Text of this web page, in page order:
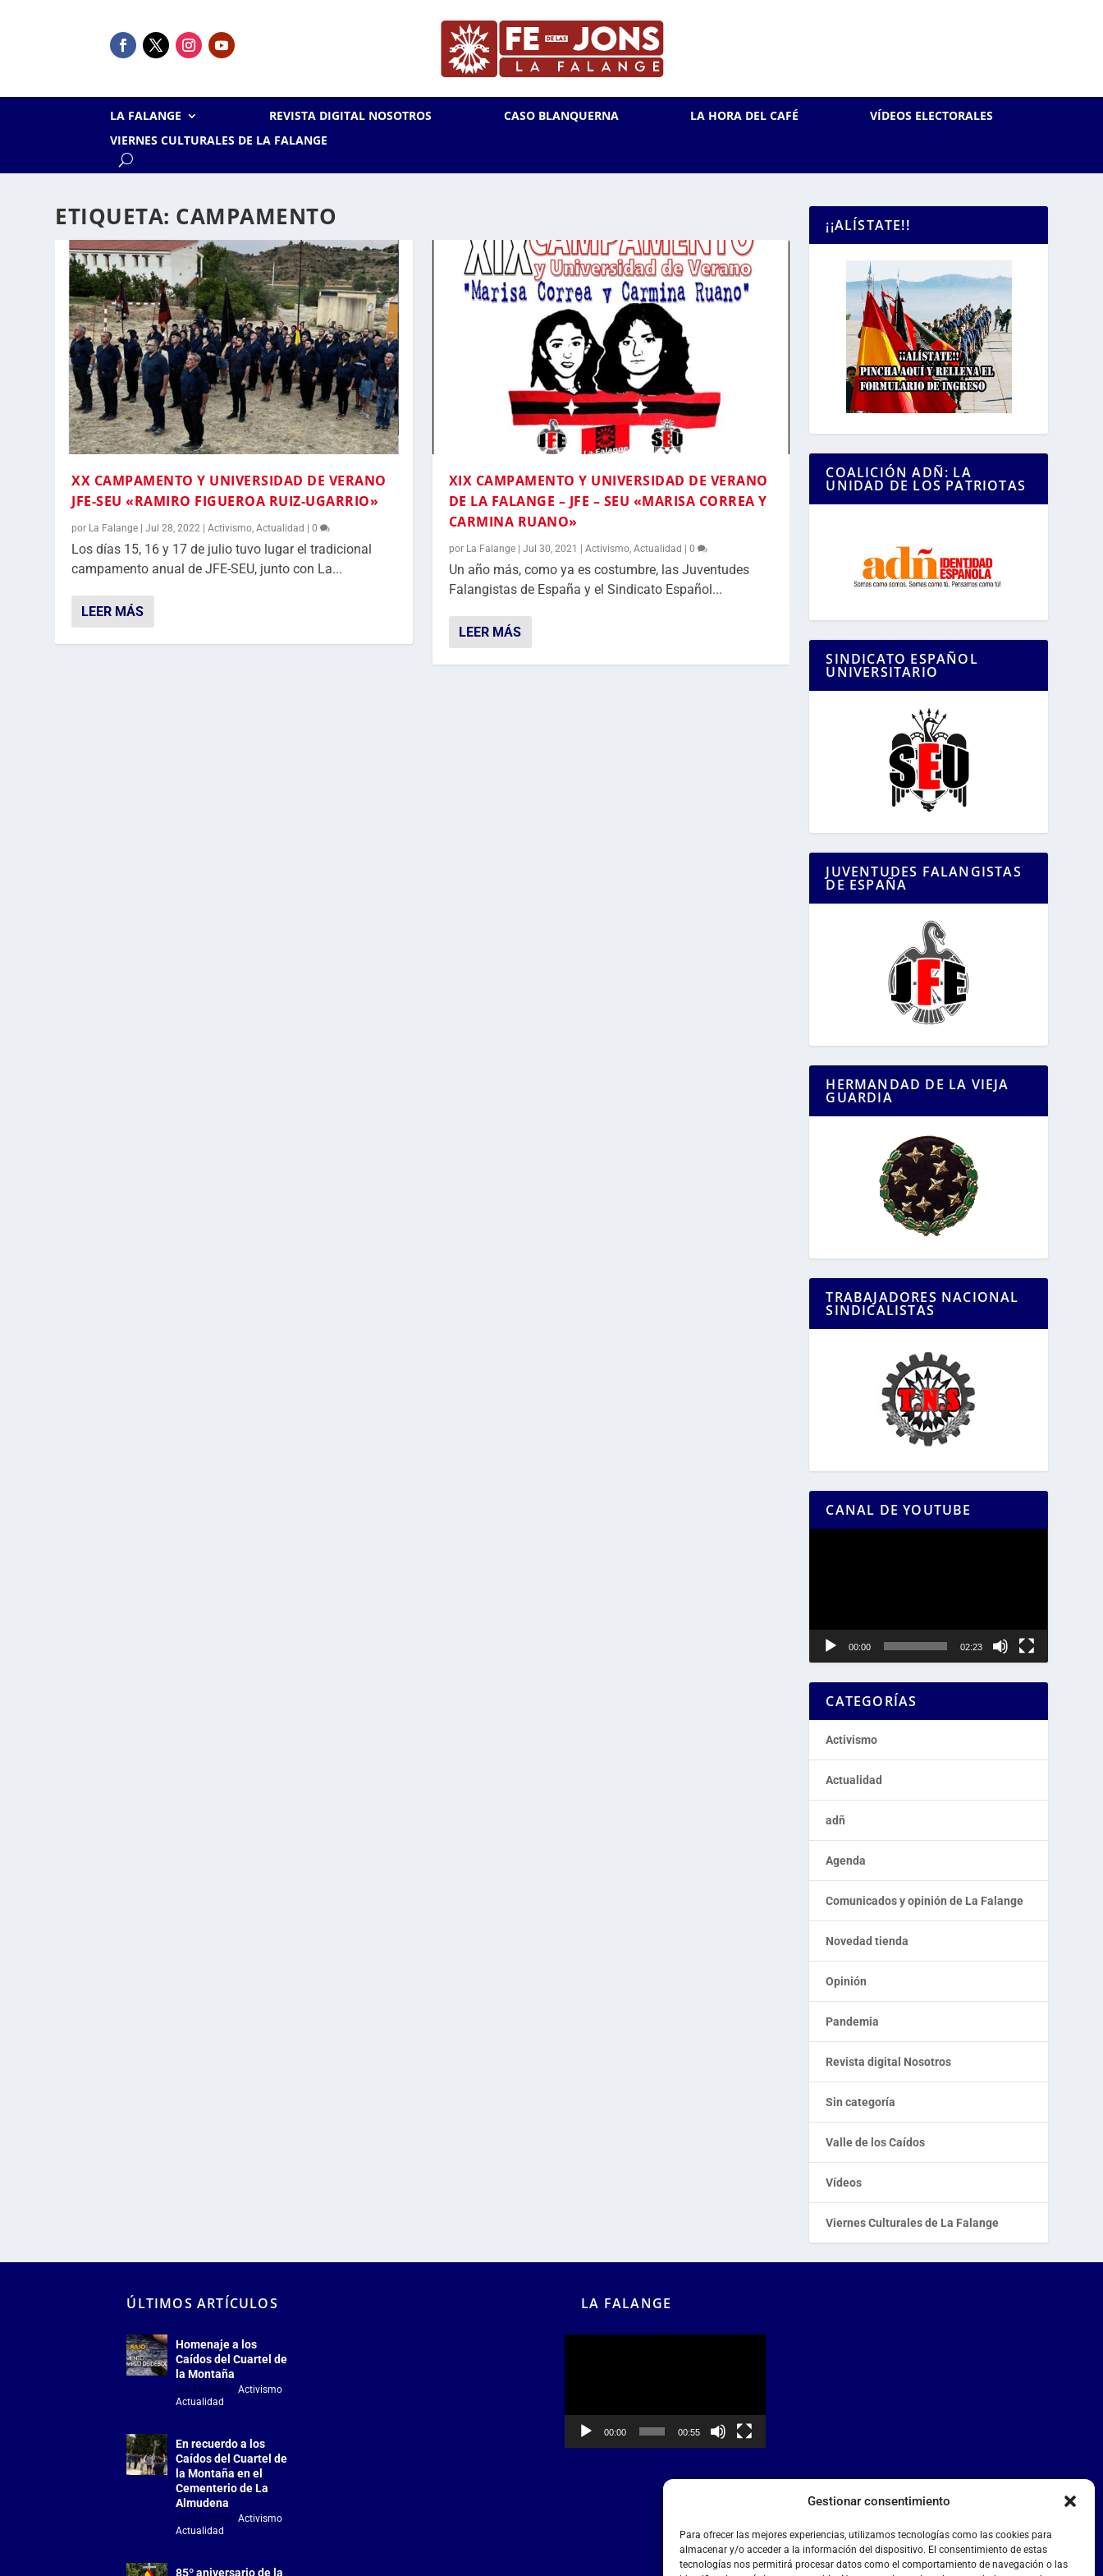
Gestionar consentimiento
Para ofrecer las mejores experiencias, utilizamos tecnologías como las cookies para
almacenar y/o acceder a la información del dispositivo. El consentimiento de estas
tecnologías nos permitirá procesar datos como el comportamiento de navegación o las
LA FALANGE REVISTA DIGITAL NOSOTROS CASO BLANQUERNA LA HORA DEL CAFÉ
VÍDEOS ELECTORALES
VIERNES CULTURALES DE LA FALANGE
ETIQUETA: CAMPAMENTO
XX CAMPAMENTO Y UNIVERSIDAD DE VERANO
JFE-SEU «RAMIRO FIGUEROA RUIZ-UGARRIO»
por La Falange |Jul 28, 2022 |Activismo,Actualidad |0
Los días 15, 16 y 17 de julio tuvo lugar el tradicional
campamento anual de JFE-SEU, junto con La...
LEER MÁS
XIX CAMPAMENTO Y UNIVERSIDAD DE VERANO
DE LA FALANGE – JFE – SEU «MARISA CORREA Y
CARMINA RUANO»
por La Falange| Jul 30, 2021 Activismo, Actualidad 0
Un año más, como ya es costumbre, las Juventudes
Falangistas de España y el Sindicato Español...
LEER MÁS
¡¡ALÍSTATE!!
COALICIÓN ADÑ: LA
UNIDAD DE LOS PATRIOTAS
SINDICATO ESPAÑOL
UNIVERSITARIO
JUVENTUDES FALANGISTAS
DE ESPAÑA
HERMANDAD DE LA VIEJA
GUARDIA
TRABAJADORES NACIONAL
SINDICALISTAS
CANAL DE YOUTUBE
00:00 02:23
CATEGORÍAS
Activismo
Actualidad
adñ
Agenda
Comunicados y opinión de La Falange
Novedad tienda
Opinión
Pandemia
Revista digital Nosotros
Sin categoría
Valle de los Caídos
Vídeos
Viernes Culturales de La Falange
ÚLTIMOS ARTÍCULOS
Homenaje a los
Caídos del Cuartel de
la Montaña
Jul 18, 2026 |Activismo,
Actualidad
En recuerdo a los
Caídos del Cuartel de
la Montaña en el
Cementerio de La
Almudena
Jul 18, 2026 |Activismo,
Actualidad
85º aniversario de la
LA FALANGE
00:00 00:55